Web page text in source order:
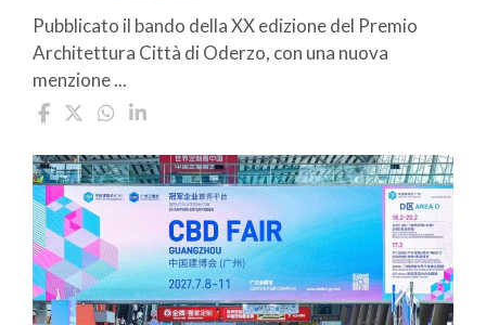
Pubblicato il bando della XX edizione del Premio
Architettura Città di Oderzo, con una nuova
menzione ...